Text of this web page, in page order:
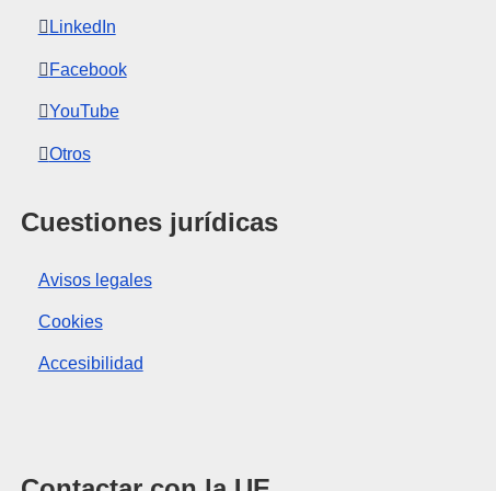
LinkedIn
Facebook
YouTube
Otros
Cuestiones jurídicas
Avisos legales
Cookies
Accesibilidad